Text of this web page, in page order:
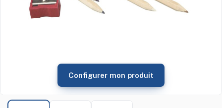
Configurer mon produit